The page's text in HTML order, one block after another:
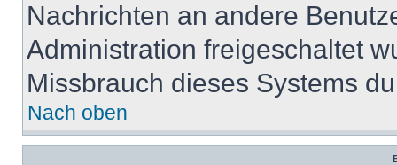
Nachrichten an andere
Administration freigeschaltet
Missbrauch dieses Systems
Nach oben